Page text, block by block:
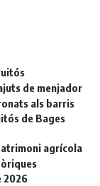
de menjador
als barris
de Bages
agrícola
2026